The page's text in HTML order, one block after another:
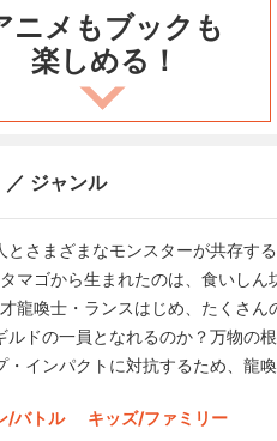
ニメもブックも
楽しめる！
／ ジャンル
とさまざまなモンスターが共存す
マゴから生まれたのは、食いし
龍喚士・ランスはじめ、たくさ
ルドの一員となれるのか？万物の
・インパクトに対抗するため、龍
/バトル キッズ/ファミリー